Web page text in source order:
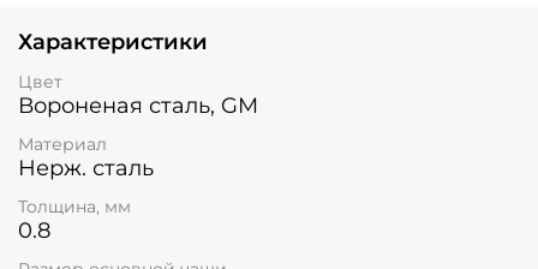
Характеристики
Цвет
Вороненая сталь, GM
Материал
Нерж. сталь
Толщина, мм
0.8